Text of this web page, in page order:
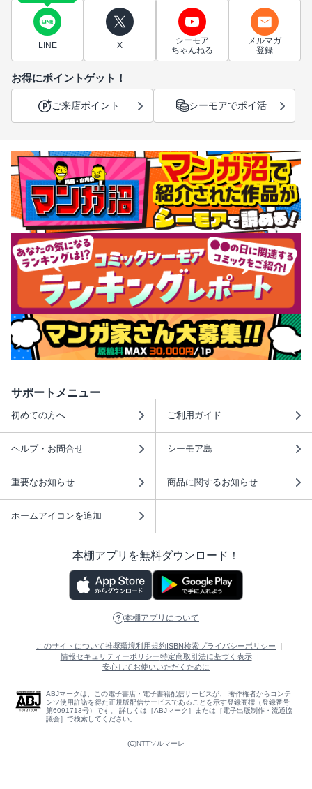
LINE X
シーモア
ちゃんねる
メルマガ
登録
お得にポイントゲット！
ご来店ポイント シーモアでポイ活
サポートメニュー
初めての方へ ご利用ガイド
ヘルプ・お問合せ シーモア島
重要なお知らせ 商品に関するお知らせ
ホームアイコンを追加
本棚アプリを無料ダウンロード！
本棚アプリについて
このサイトについて推奨環境利用規約ISBN検索プライバシーポリシー
情報セキュリティーポリシー特定商取引法に基づく表示
安心してお使いいただくために
ABJマークは、この電子書店・電子書籍配信サービスが、 著作権者からコンテ
ンツ使用許諾を得た正規版配信サービスであることを示す登録商標（登録番号
第6091713号）です。 詳しくは［ABJマーク］または［電子出版制作・流通協
議会］で検索してください。
(C)NTTソルマーレ